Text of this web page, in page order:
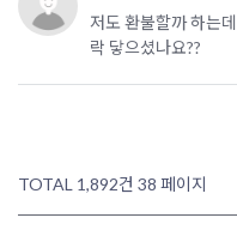
저도 환불할까 하는
락 닿으셨나요??
TOTAL 1,892건 38 페이지